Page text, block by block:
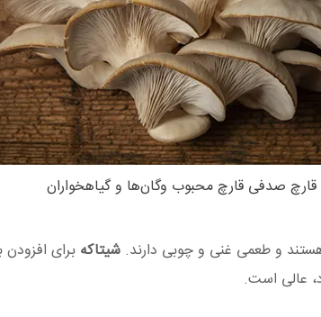
قارچ صدفی قارچ محبوب وگان‌ها و گیاهخواران
و طعمی غنی و چوبی دارند.شیتاکه برای افزودن
عالی است.